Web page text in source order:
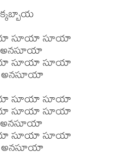
సూయా సూయా
అనసూయా
సూయా సూయా
అనసూయా
సూయా సూయా
సూయా సూయా
అనసూయా
సూయా సూయా
అనసూయా